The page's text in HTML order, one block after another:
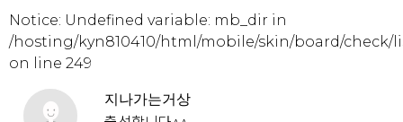
Notice: Undefined variable: mb_dir in
/hosting/kyn810410/html/mobile/skin/board/check/
on line 249
지나가는거상